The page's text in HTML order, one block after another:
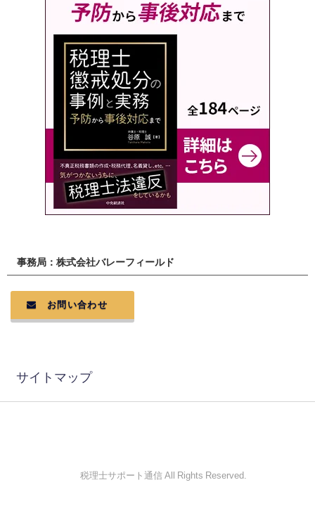
事務局：株式会社バレーフィールド
お問い合わせ
サイトマップ
© 税理士サポート通信 All Rights Reserved.